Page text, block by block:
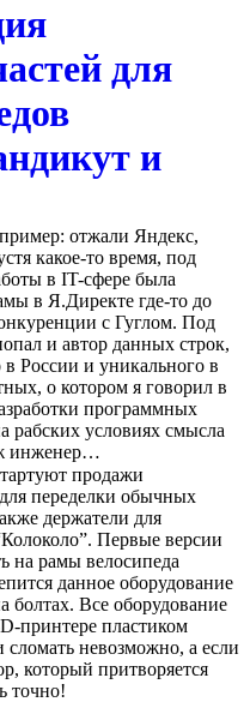
для
и
отжали Яндекс,
какое-то время, под
в IT-сфере была
в Я.Директе где-то до
с Гуглом. Под
и автор данных строк,
в России и уникального в
о котором я говорил в
программных
рабских условиях смысла
инженер…
продажи
переделки обычных
держатели для
Первые версии
на рамы велосипеда
данное оборудование
болтах. Все оборудование
принтере пластиком
невозможно, а если
который притворяется
точно!